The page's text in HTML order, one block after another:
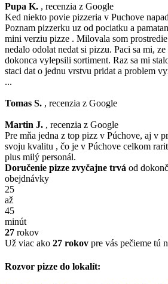
Pupa K. , recenzia z Google
Ked niekto povie pizzeria v Puchove
Poznam pizzerku uz od pociatku a
mini verziu pizze . Milovala som
nedalo odolat nedat si pizzu. Paci sa mi,
dokonca vylepsili sortiment. Raz sa mi
staci dat o jednu vrstvu pridat a problem
...
Tomas S. , recenzia z Google
Martin J. , recenzia z Google
Pre mňa jedna z top pizz v Púchove, aj v
svoju kvalitu , čo je v Púchove celkom
plus milý personál.
Doručenie pizze zvyčajne trvá od
obejdnávky
25
až
45
minút
27 rokov
Už viac ako 27 rokov pre vás pečieme tú
Rozvor pizze do lokalít: